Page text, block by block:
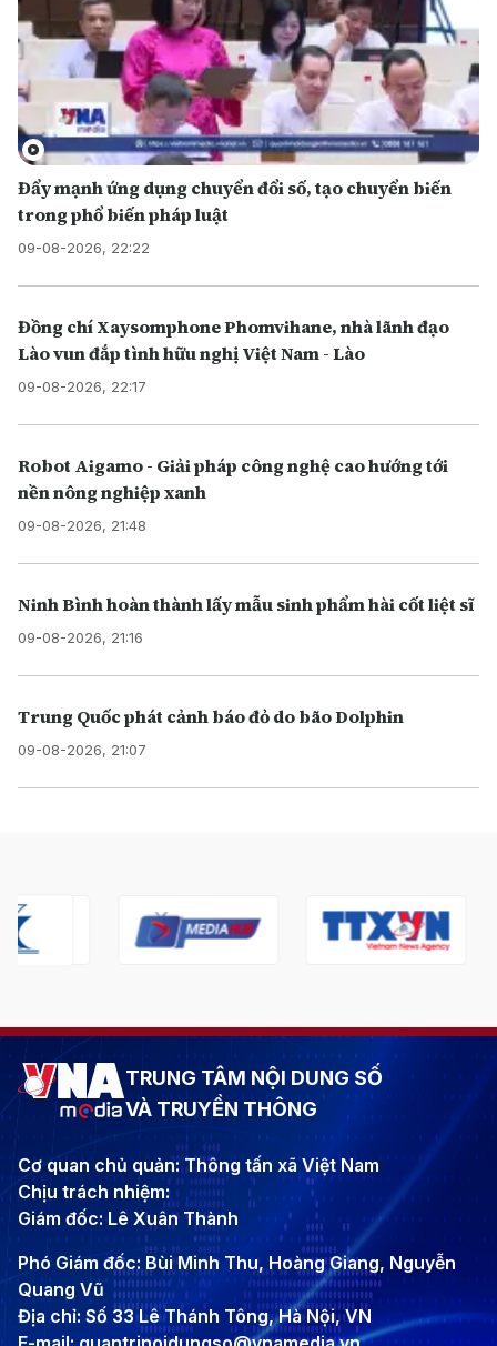
Đẩy mạnh ứng dụng chuyển đổi số, tạo chuyển biến
trong phổ biến pháp luật
09-08-2026, 22:22
Đồng chí Xaysomphone Phomvihane, nhà lãnh đạo
Lào vun đắp tình hữu nghị Việt Nam - Lào
09-08-2026, 22:17
Robot Aigamo - Giải pháp công nghệ cao hướng tới
nền nông nghiệp xanh
09-08-2026, 21:48
Ninh Bình hoàn thành lấy mẫu sinh phẩm hài cốt liệt sĩ
09-08-2026, 21:16
Trung Quốc phát cảnh báo đỏ do bão Dolphin
09-08-2026, 21:07
TRUNG TÂM NỘI DUNG SỐ
VÀ TRUYỀN THÔNG
Cơ quan chủ quản: Thông tấn xã Việt Nam
Chịu trách nhiệm:
Giám đốc: Lê Xuân Thành
Phó Giám đốc: Bùi Minh Thu, Hoàng Giang, Nguyễn
Quang Vũ
Địa chỉ: Số 33 Lê Thánh Tông, Hà Nội, VN